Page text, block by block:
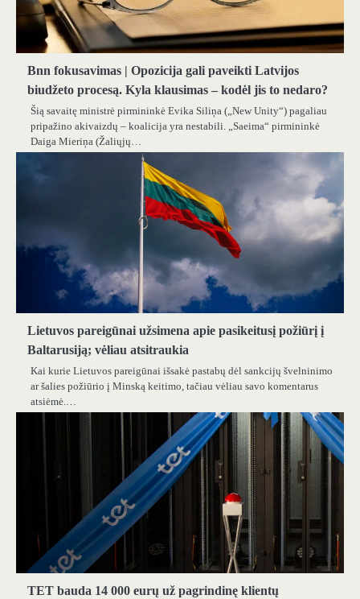
Bnn fokusavimas | Opozicija gali paveikti Latvijos
biudžeto procesą. Kyla klausimas – kodėl jis to nedaro?
Šią savaitę ministrė pirmininkė Evika Siliņa („New Unity“) pagaliau
pripažino akivaizdų – koalicija yra nestabili. „Saeima“ pirmininkė
Daiga Mieriņa (Žaliųjų…
Lietuvos pareigūnai užsimena apie pasikeitusį požiūrį į
Baltarusiją; vėliau atsitraukia
Kai kurie Lietuvos pareigūnai išsakė pastabų dėl sankcijų švelninimo
ar šalies požiūrio į Minską keitimo, tačiau vėliau savo komentarus
atsiėmė.…
TET bauda 14 000 eurų už pagrindinę klientų